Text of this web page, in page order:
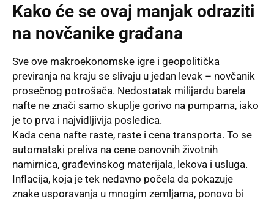
Kako će se ovaj manjak odraziti
na novčanike građana
Sve ove makroekonomske igre i geopolitička
previranja na kraju se slivaju u jedan levak – novčanik
prosečnog potrošača. Nedostatak milijardu barela
nafte ne znači samo skuplje gorivo na pumpama, iako
je to prva i najvidljivija posledica.
Kada cena nafte raste, raste i cena transporta. To se
automatski preliva na cene osnovnih životnih
namirnica, građevinskog materijala, lekova i usluga.
Inflacija, koja je tek nedavno počela da pokazuje
znake usporavanja u mnogim zemljama, ponovo bi